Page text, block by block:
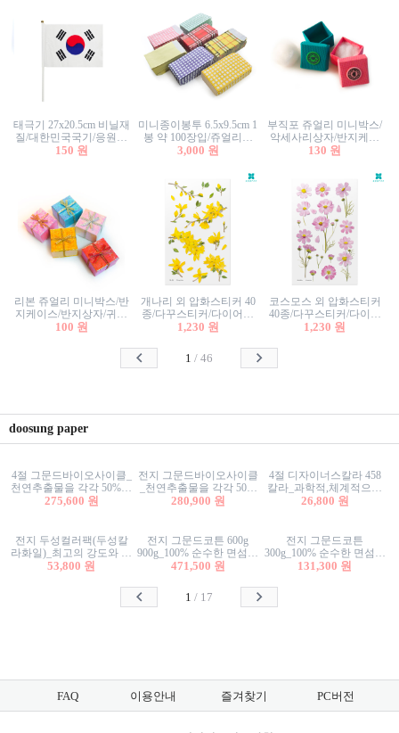
태극기 27x20.5cm 비닐재
질/대한민국국기/응원깃
발/행사깃발
150 원
미니종이봉투 6.5x9.5cm 1
봉 약 100장입/쥬얼리봉
투/증명사진봉투/악세사
3,000 원
부직포 쥬얼리 미니박스/
악세사리상자/반지케이
스/반지상자/귀걸이상자/
130 원
리본 쥬얼리 미니박스/반
지케이스/반지상자/귀걸
이상자/귀걸이박스/악세
100 원
개나리 외 압화스티커 40
종/다꾸스티커/다이어리
꾸미기/꽃스티커/자연물
1,230 원
코스모스 외 압화스티커
40종/다꾸스티커/다이어
리꾸미기/꽃스티커/자연
1,230 원
1 /46
doosung paper
4절 그문드바이오사이클_
천연추출물을 각각 50%이
상 함유한 친환경그래픽
275,600 원
전지 그문드바이오사이클
_천연추출물을 각각 50%
이상 함유한 친환경그래
280,900 원
4절 디자이너스칼라 458
칼라_과학적,체계적으로
분류된 200색을 갖춘 색지
26,800 원
전지 두성컬러팩(두성칼
라화일)_최고의 강도와 평
활성을 지닌 다양한 컬러
53,800 원
전지 그문드코튼 600g
900g_100% 순수한 면섬유
로 만든 친환경프리미엄
471,500 원
전지 그문드코튼
300g_100% 순수한 면섬유
로 만든 친환경프리미엄
131,300 원
1 / 17
FAQ 이용안내 즐겨찾기 PC버전